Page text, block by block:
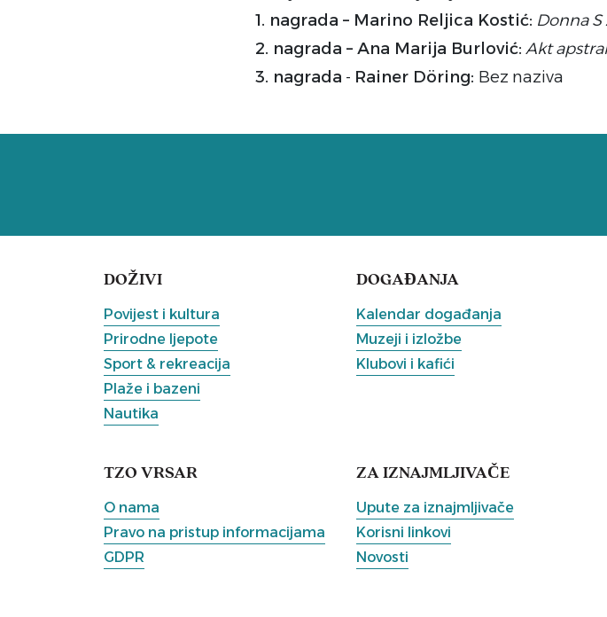
1. nagrada – Marino Reljica Kostić: Donna
2. nagrada – Ana Marija Burlović: Akt
3. nagrada - Rainer Döring: Bez naziva
DOŽIVI
Povijest i kultura
Prirodne ljepote
Sport & rekreacija
Plaže i bazeni
Nautika
DOGAĐANJA
Kalendar događanja
Muzeji i izložbe
Klubovi i kafići
TZO VRSAR
O nama
Pravo na pristup informacijama
GDPR
ZA IZNAJMLJIVAČE
Upute za iznajmljivače
Korisni linkovi
Novosti